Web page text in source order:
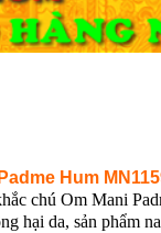
Hum
chú Om Mani
hại da, sản phẩm